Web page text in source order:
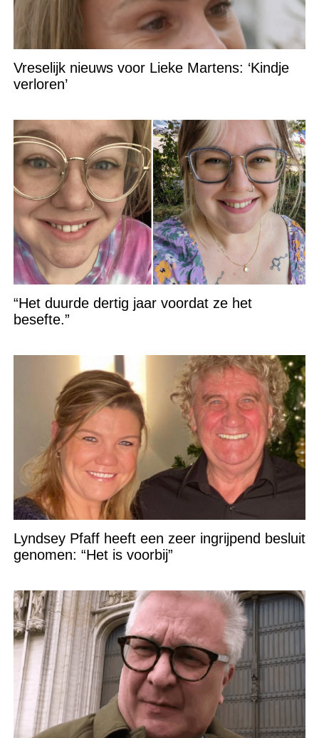
Vreselijk nieuws voor Lieke Martens: ‘Kindje
verloren’
“Het duurde dertig jaar voordat ze het
besefte.”
Lyndsey Pfaff heeft een zeer ingrijpend besluit
genomen: “Het is voorbij”